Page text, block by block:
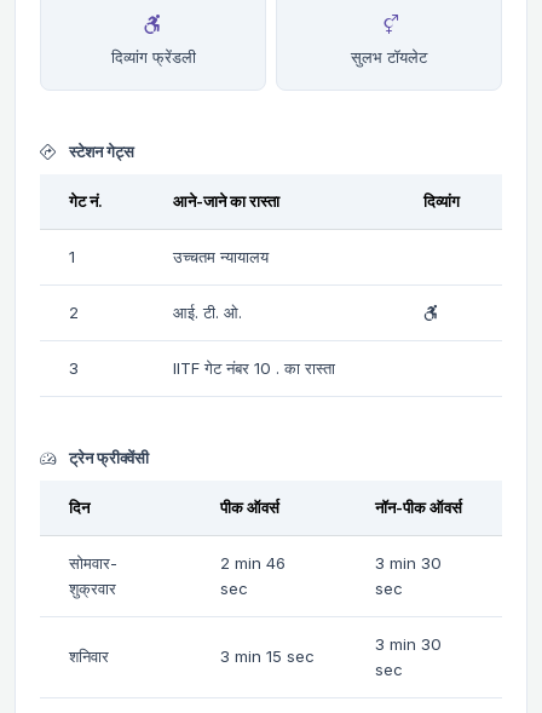
दिव्यांग फ्रेंडली सुलभ टॉयलेट
स्टेशन गेट्स
गेट नं. आने-जाने का रास्ता दिव्यांग
1 उच्चतम न्यायालय
2 आई. टी. ओ.
3 IITF गेट नंबर 10 . का रास्ता
ट्रेन फ्रीक्वेंसी
दिन पीक ऑवर्स नॉन-पीक ऑवर्स
सोमवार-
शुक्रवार
2 min 46
sec
3 min 30
sec
शनिवार 3 min 15 sec
3 min 30
sec